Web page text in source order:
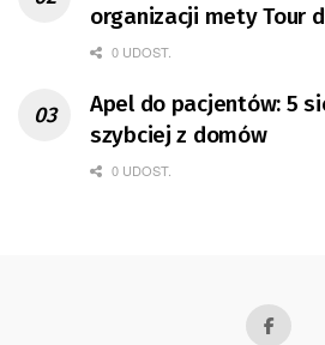
organizacji mety Tour
0 UDOST.
Apel do pacjentów: 5
szybciej z domów
0 UDOST.